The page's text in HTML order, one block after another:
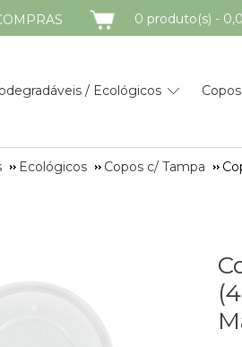
CARRINHO
0 produto(s) -
/ Ecológicos
Ecológicos Copos c/ Tampa